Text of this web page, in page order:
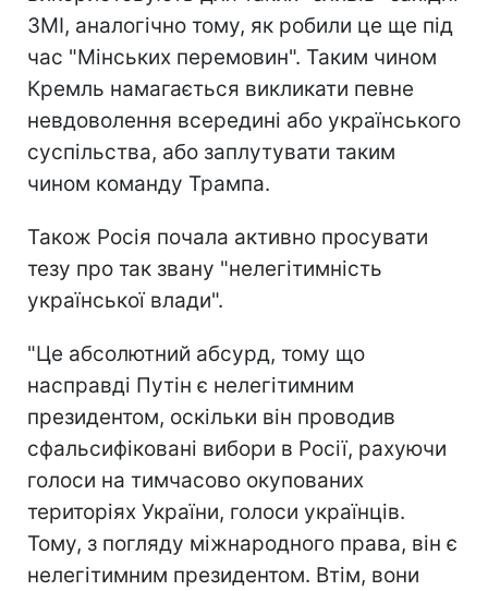
ЗМІ, аналогічно тому, як робили це ще під
час "Мінських перемовин". Таким чином
Кремль намагається викликати певне
невдоволення всередині або українського
суспільства, або заплутувати таким
чином команду Трампа.
Також Росія почала активно просувати
тезу про так звану "нелегітимність
української влади".
"Це абсолютний абсурд, тому що
насправді Путін є нелегітимним
президентом, оскільки він проводив
сфальсифіковані вибори в Росії, рахуючи
голоси на тимчасово окупованих
територіях України, голоси українців.
Тому, з погляду міжнародного права, він є
нелегітимним президентом. Втім, вони